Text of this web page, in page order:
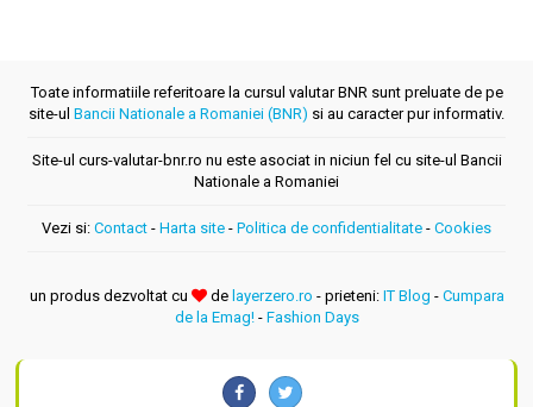
Toate informatiile referitoare la cursul valutar BNR sunt preluate de pe
site-ul Bancii Nationale a Romaniei (BNR) si au caracter pur informativ.
Site-ul curs-valutar-bnr.ro nu este asociat in niciun fel cu site-ul Bancii
Nationale a Romaniei
Vezi si: Contact - Harta site - Politica de confidentialitate - Cookies
un produs dezvoltat cu de layerzero.ro - prieteni: IT Blog - Cumpara
de la Emag!- Fashion Days